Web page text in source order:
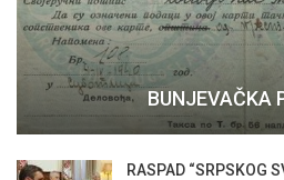
BUNJEVAČKA
RASPAD “SRPSKOG